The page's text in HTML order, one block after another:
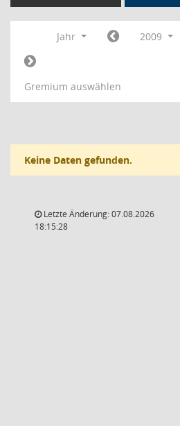
Jahr 2009
Gremium auswählen
Keine Daten gefunden.
Letzte Änderung: 07.08.2026
18:15:28